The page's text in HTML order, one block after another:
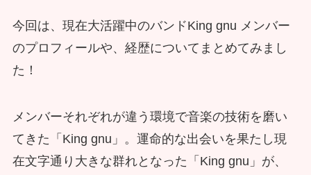
今回は、現在大活躍中のバンドKing gnu メンバー
のプロフィールや、経歴についてまとめてみまし
た！
メンバーそれぞれが違う環境で音楽の技術を磨い
てきた「King gnu」。運命的な出会いを果たし現
在文字通り大きな群れとなった「King gnu」が、